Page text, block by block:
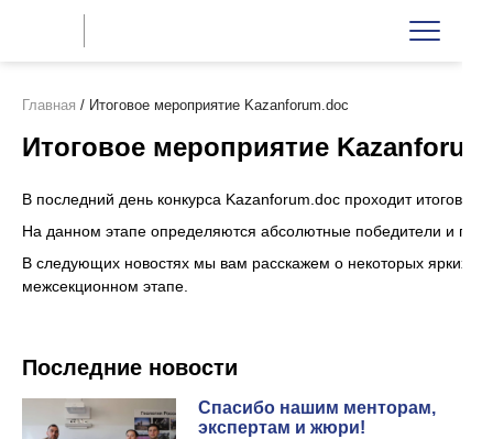
Главная / Итоговое мероприятие Kazanforum.doc
Итоговое мероприятие
В последний день конкурса Kazanforum.doc проходит
На данном этапе определяются абсолютные победители и
В следующих новостях мы вам расскажем о некоторых ярких
межсекционном этапе.
Последние новости
Спасибо нашим менторам,
экспертам и жюри!